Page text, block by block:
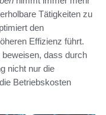
Tätigkeiten zu
den
Effizienz führt.
dass durch
nicht nur die
Betriebskosten